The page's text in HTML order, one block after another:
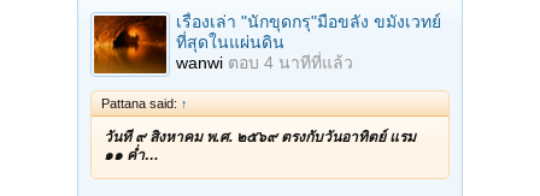
เรื่องเล่า "นักขุดกรุ"มือขลัง ขมังเวทย์
ที่สุดในแผ่นดิน
wanwi ตอบ 4 นาทีที่แล้ว
Pattana said: ↑
วันที่ ๙ สิงหาคม พ.ศ. ๒๕๖๙ ตรงกับวันอาทิตย์ แรม
๑๑ ค่ำ…